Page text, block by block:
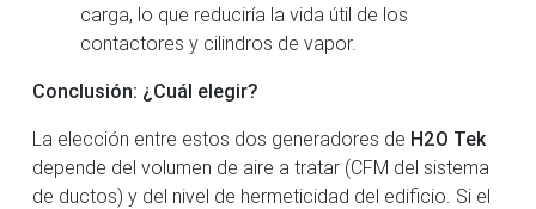
carga, lo que reduciría la vida útil de los
contactores y cilindros de vapor.
Conclusión: ¿Cuál elegir?
La elección entre estos dos generadores de H2O Tek
depende del volumen de aire a tratar (CFM del sistema
de ductos) y del nivel de hermeticidad del edificio. Si el